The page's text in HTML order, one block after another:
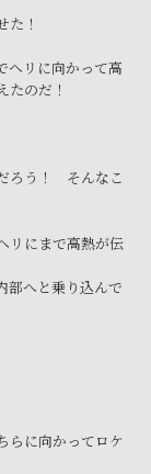
！
ヘリに向かって高
のだ！
ろう！ そんなこ
リにまで高熱が伝
部へと乗り込んで
らに向かってロケ